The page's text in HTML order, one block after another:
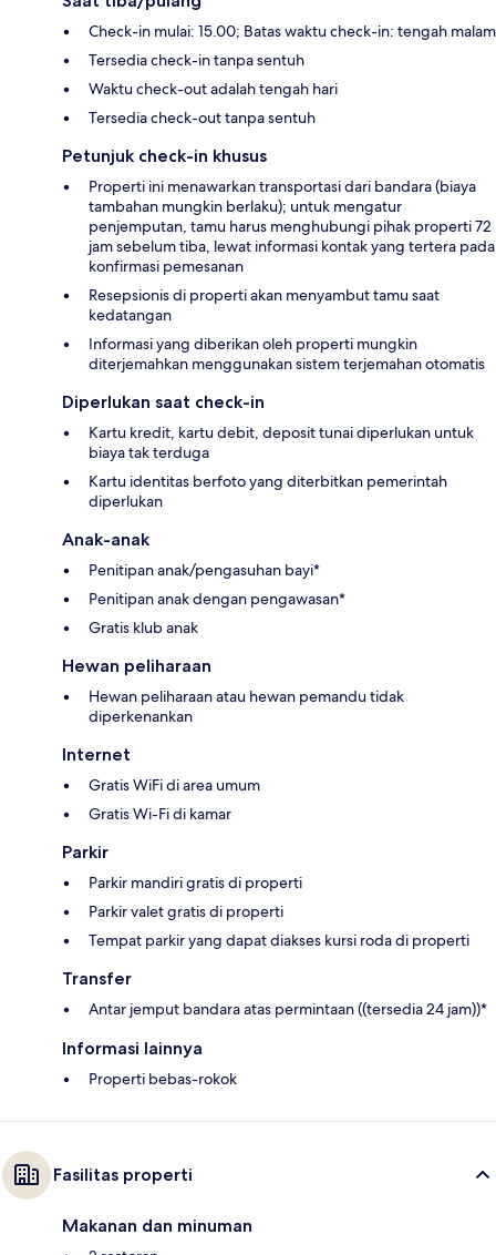
Check-in mulai: 15.00; Batas waktu check-in: tengah malam
Tersedia check-in tanpa sentuh
Waktu check-out adalah tengah hari
Tersedia check-out tanpa sentuh
Petunjuk check-in khusus
Properti ini menawarkan transportasi dari bandara (biaya
tambahan mungkin berlaku); untuk mengatur
penjemputan, tamu harus menghubungi pihak properti 72
jam sebelum tiba, lewat informasi kontak yang tertera pada
konfirmasi pemesanan
Resepsionis di properti akan menyambut tamu saat
kedatangan
Informasi yang diberikan oleh properti mungkin
diterjemahkan menggunakan sistem terjemahan otomatis
Diperlukan saat check-in
Kartu kredit, kartu debit, deposit tunai diperlukan untuk
biaya tak terduga
Kartu identitas berfoto yang diterbitkan pemerintah
diperlukan
Anak-anak
Penitipan anak/pengasuhan bayi*
Penitipan anak dengan pengawasan*
Gratis klub anak
Hewan peliharaan
Hewan peliharaan atau hewan pemandu tidak
diperkenankan
Internet
Gratis WiFi di area umum
Gratis Wi-Fi di kamar
Parkir
Parkir mandiri gratis di properti
Parkir valet gratis di properti
Tempat parkir yang dapat diakses kursi roda di properti
Transfer
Antar jemput bandara atas permintaan ((tersedia 24 jam))*
Informasi lainnya
Properti bebas-rokok
Fasilitas properti
Makanan dan minuman